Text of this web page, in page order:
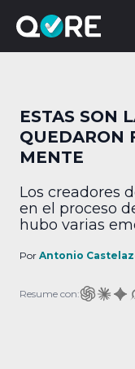
ESTAS SON
QUEDARON
MENTE
Los creadores
en el proceso
hubo varias
director de la
emociones
muy difícil el
Por Antonio
Resume con: